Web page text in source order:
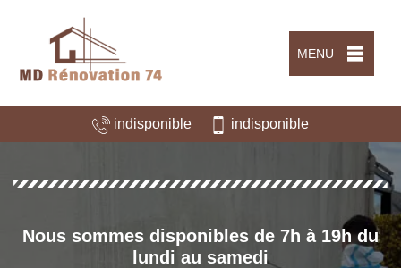
MENU
indisponible indisponible
Nous sommes disponibles de 7h à 19h du
lundi au samedi